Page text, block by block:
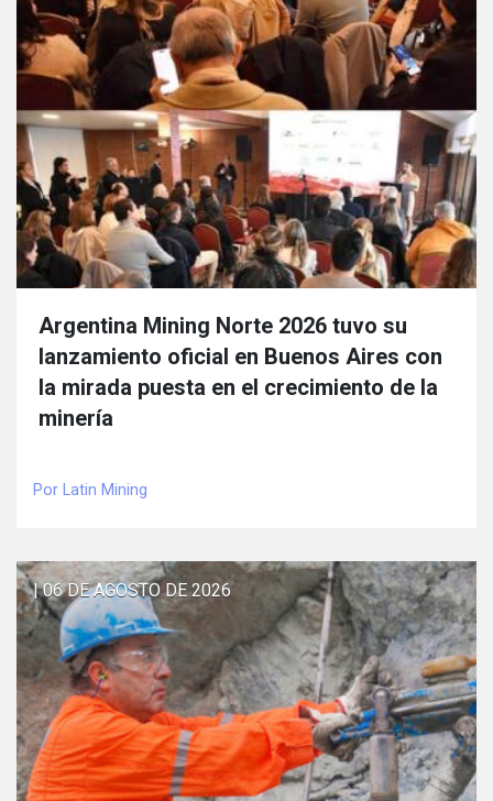
Argentina Mining Norte 2026 tuvo su
lanzamiento oficial en Buenos Aires con
la mirada puesta en el crecimiento de la
minería
Por Latin Mining
| 06 DE AGOSTO DE 2026